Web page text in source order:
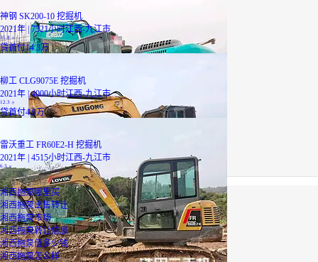
神钢 SK200-10 挖掘机
2021年 | 7321小时江西-九江市
35.8万
贷首付14.3万
柳工 CLG9075E 挖掘机
2021年 | 4000小时江西-九江市
12.3 万
贷首付4.9万
雷沃重工 FR60E2-H 挖掘机
2021年 | 4515小时江西-九江市
6.3万
品牌推荐
湘西拖泵哪里买
湘西拖泵出售转让
湘西拖泵市场
湘西拖泵转让信息
湘西拖泵值多少钱
湘西拖泵怎么样